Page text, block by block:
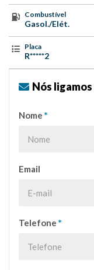
Combustível
Gasol./Elét.
Placa
R*****2
Nós
Nome *
Email
Telefone *